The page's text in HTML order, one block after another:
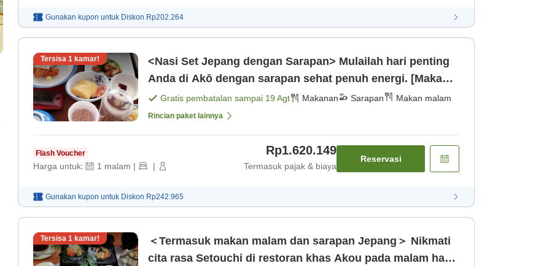
Gunakan kupon untuk Diskon Rp202.264
Tersisa 1 kamar!
<Nasi Set Jepang dengan Sarapan> Mulailah hari penting
Anda di Akō dengan sarapan sehat penuh energi. [Makan
malam] [Sarapan]
Gratis pembatalan sampai 19 Agt Makanan Sarapan Makan malam
Rincian paket lainnya
Flash Voucher
Harga untuk: 1 malam | |
Rp1.620.149
Termasuk pajak & biaya
Reservasi
Gunakan kupon untuk Diskon Rp242.965
Tersisa 1 kamar!
＜Termasuk makan malam dan sarapan Jepang＞ Nikmati
cita rasa Setouchi di restoran khas Akou pada malam hari.